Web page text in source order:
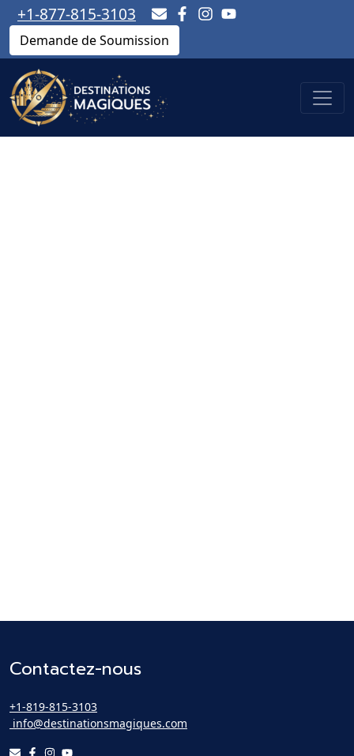
+1-877-815-3103
Demande de Soumission
Contactez-nous
+1-819-815-3103
info@destinationsmagiques.com